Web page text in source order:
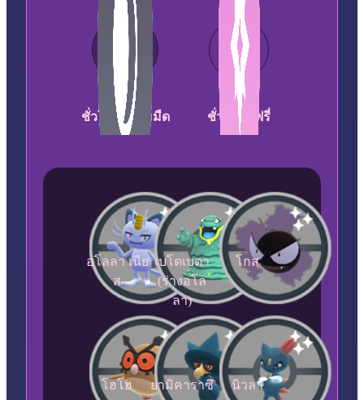
ชั่วโมงความมืด ชั่วโมงแฟรี่
อโลลา เนีย
ส
เบโตเบตา
(ร่างอโล
ลา)
โกส
โฮโฮ ยามิคาราซึ นิวลา